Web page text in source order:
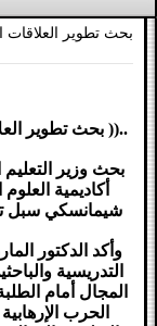
بحث تطوير العلاقات
..(( بحث تطوير
بحث وزير
أكاديمية
شيمانسكي سبل
وأكد الدكتور
التدريسية
المجال أمام
الحرب